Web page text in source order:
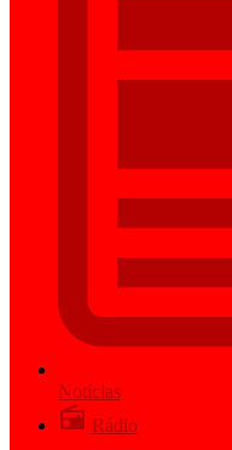
Notícias
Rádio